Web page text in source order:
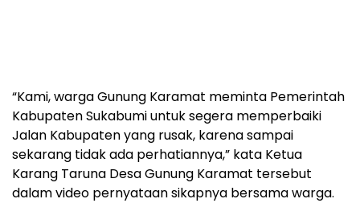
“Kami, warga Gunung Karamat meminta Pemerintah
Kabupaten Sukabumi untuk segera memperbaiki
Jalan Kabupaten yang rusak, karena sampai
sekarang tidak ada perhatiannya,” kata Ketua
Karang Taruna Desa Gunung Karamat tersebut
dalam video pernyataan sikapnya bersama warga.